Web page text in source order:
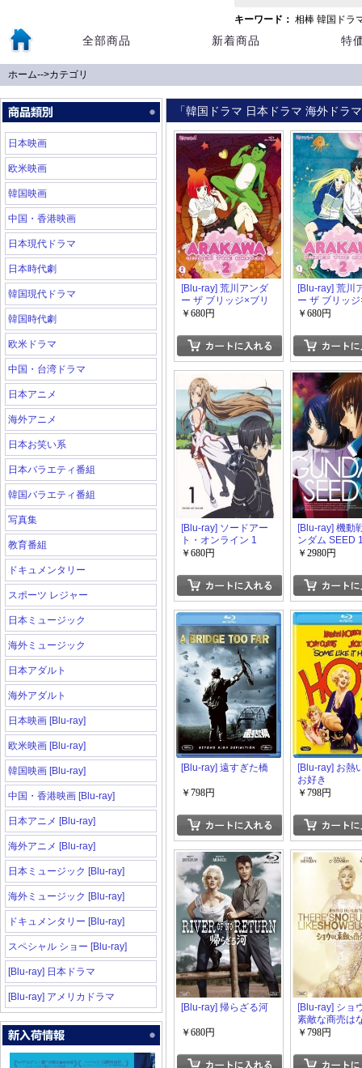
キーワード： 相棒 韓国ドラ
全部商品 新着商品 特
ホーム-->カテゴリ
日本映画
欧米映画
韓国映画
中国・香港映画
日本現代ドラマ
日本時代劇
韓国現代ドラマ
韓国時代劇
欧米ドラマ
中国・台湾ドラマ
日本アニメ
海外アニメ
日本お笑い系
日本バラエティ番組
韓国バラエティ番組
写真集
教育番組
ドキュメンタリー
スポーツ レジャー
日本ミュージック
海外ミュージック
日本アダルト
海外アダルト
日本映画 [Blu-ray]
欧米映画 [Blu-ray]
韓国映画 [Blu-ray]
中国・香港映画 [Blu-ray]
日本アニメ [Blu-ray]
海外アニメ [Blu-ray]
日本ミュージック [Blu-ray]
海外ミュージック [Blu-ray]
ドキュメンタリー [Blu-ray]
スペシャル ショー [Blu-ray]
[Blu-ray] 日本ドラマ
[Blu-ray] アメリカドラマ
「韓国ドラマ 日本ドラマ 海外ドラ
[Blu-ray] 荒川アンダ
ー ザ ブリッジ×ブリ
ッジ VOL.2
￥680円
[Blu-ray] 荒川
ー ザ ブリッ
ッジ VOL.1
￥680円
[Blu-ray] ソードアー
ト・オンライン 1
￥680円
[Blu-ray] 機動
ンダム SEED
￥2980円
[Blu-ray] 遠すぎた橋
￥798円
[Blu-ray] お熱
お好き
￥798円
[Blu-ray] 帰らざる河
￥680円
[Blu-ray] ショ
素敵な商売は
￥798円